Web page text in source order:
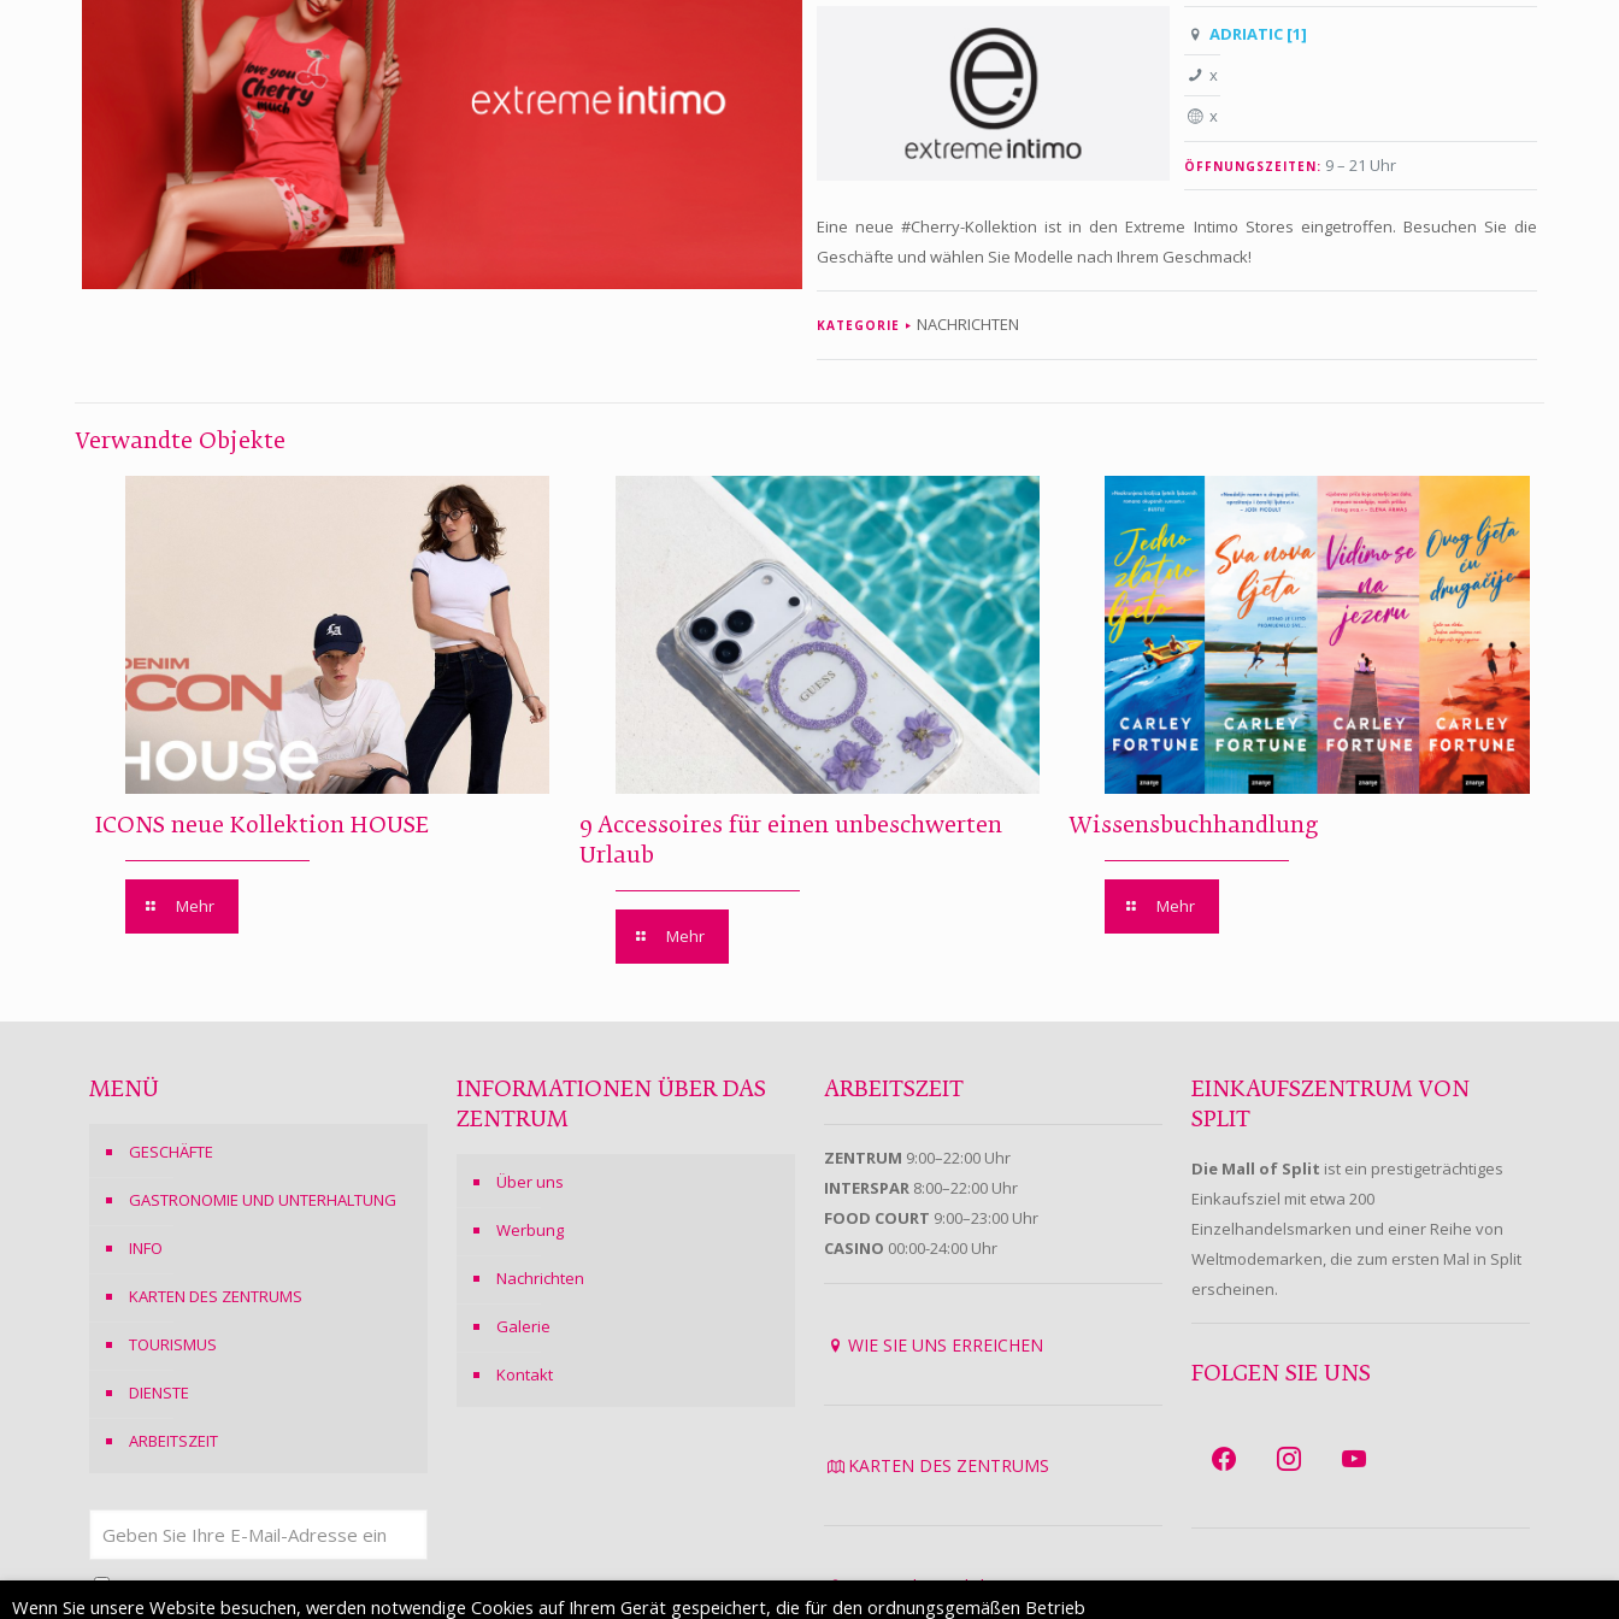
ADRIATIC [1]
x
x
ÖFFNUNGSZEITEN: 9 – 21 Uhr
Eine neue #Cherry-Kollektion ist in den Extreme Intimo Stores eingetroffen. Besuchen Sie die
Geschäfte und wählen Sie Modelle nach Ihrem Geschmack!
KATEGORIE NACHRICHTEN
Verwandte Objekte
ICONS neue Kollektion HOUSE
Mehr
9 Accessoires für einen unbeschwerten
Urlaub
Mehr
Wissensbuchhandlung
Mehr
MENÜ
GESCHÄFTE
GASTRONOMIE UND UNTERHALTUNG
INFO
KARTEN DES ZENTRUMS
TOURISMUS
DIENSTE
ARBEITSZEIT
Ich stimmeder Datenschutzerklärungzu
INFORMATIONEN ÜBER DAS
ZENTRUM
Über uns
Werbung
Nachrichten
Galerie
Kontakt
ARBEITSZEIT
ZENTRUM 9:00–22:00 Uhr
INTERSPAR 8:00–22:00 Uhr
FOOD COURT 9:00–23:00 Uhr
CASINO 00:00-24:00 Uhr
WIE SIE UNS ERREICHEN
KARTEN DES ZENTRUMS
Datenschutzrichtlinie
EINKAUFSZENTRUM VON
SPLIT
Die Mall of Split ist ein prestigeträchtiges
Einkaufsziel mit etwa 200
Einzelhandelsmarken und einer Reihe von
Weltmodemarken, die zum ersten Mal in Split
erscheinen.
FOLGEN SIE UNS
Wenn Sie unsere Website besuchen, werden notwendige Cookies auf Ihrem Gerät gespeichert, die für den ordnungsgemäßen Betrieb